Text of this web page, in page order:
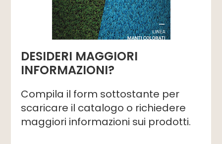
DESIDERI MAGGIORI
INFORMAZIONI?
Compila il form sottostante per
scaricare il catalogo o richiedere
maggiori informazioni sui prodotti.